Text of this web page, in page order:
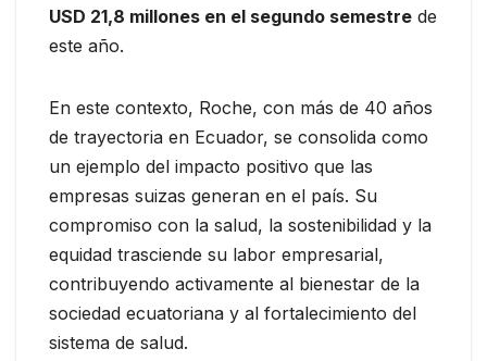
USD 21,8 millones en el segundo semestre de
este año.
En este contexto, Roche, con más de 40 años
de trayectoria en Ecuador, se consolida como
un ejemplo del impacto positivo que las
empresas suizas generan en el país. Su
compromiso con la salud, la sostenibilidad y la
equidad trasciende su labor empresarial,
contribuyendo activamente al bienestar de la
sociedad ecuatoriana y al fortalecimiento del
sistema de salud.